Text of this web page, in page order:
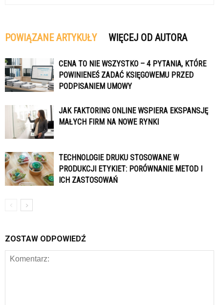
POWIĄZANE ARTYKUŁY WIĘCEJ OD AUTORA
CENA TO NIE WSZYSTKO – 4 PYTANIA, KTÓRE
POWINIENEŚ ZADAĆ KSIĘGOWEMU PRZED
PODPISANIEM UMOWY
JAK FAKTORING ONLINE WSPIERA EKSPANSJĘ
MAŁYCH FIRM NA NOWE RYNKI
TECHNOLOGIE DRUKU STOSOWANE W
PRODUKCJI ETYKIET: PORÓWNANIE METOD I
ICH ZASTOSOWAŃ
ZOSTAW ODPOWIEDŹ